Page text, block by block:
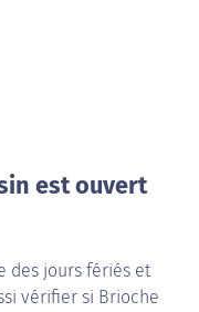
est ouvert
des jours fériés et
vérifier si Brioche